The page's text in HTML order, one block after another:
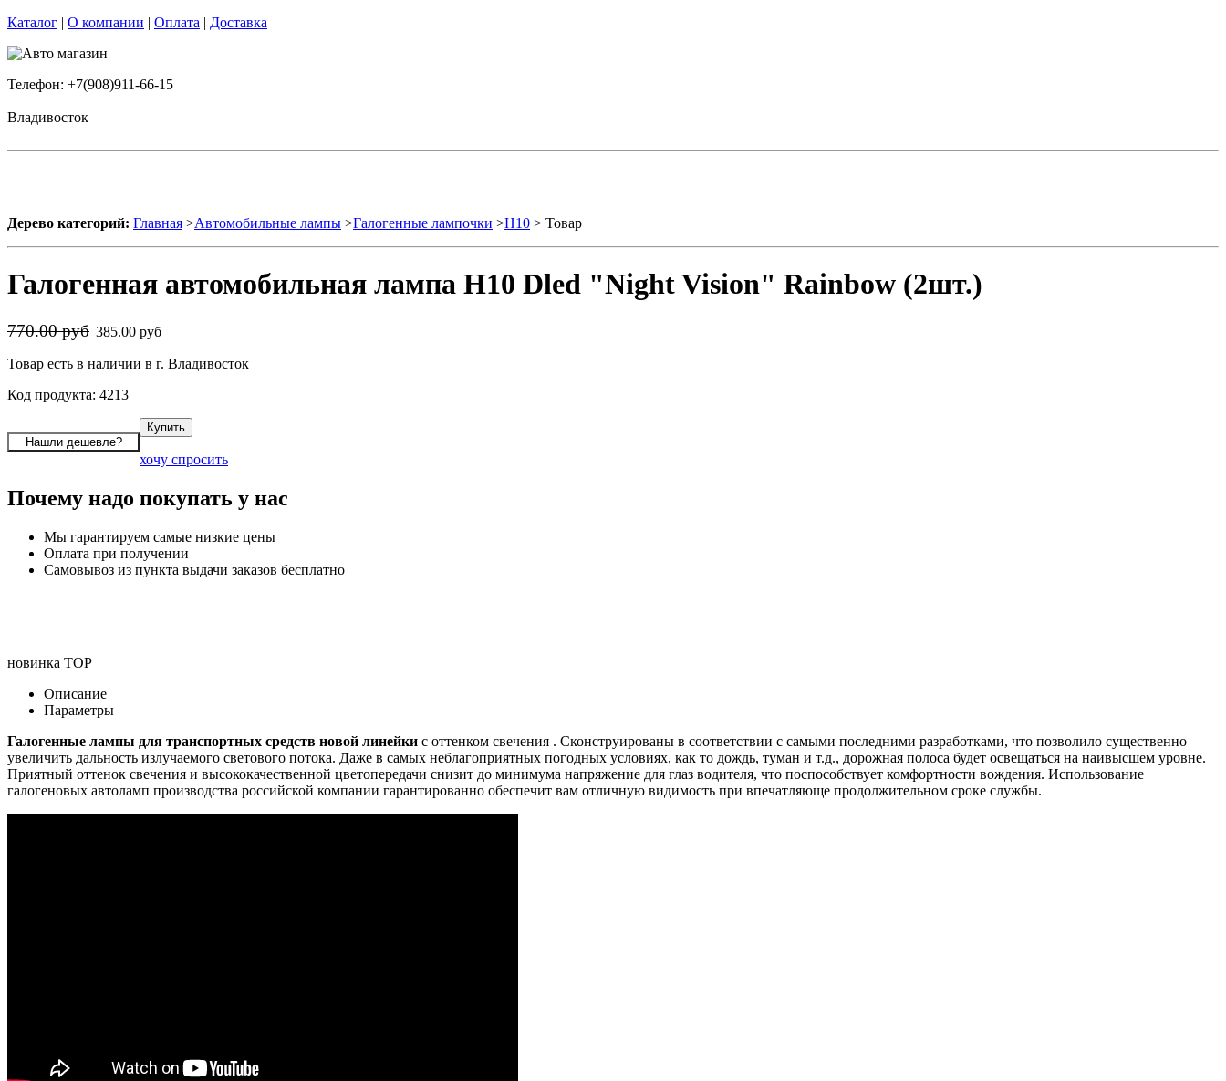
Каталог | О компании | Оплата | Доставка
Телефон: +7(908)911-66-15
Владивосток
Дерево категорий: Главная >Автомобильные лампы >Галогенные лампочки >H10 > Товар
Галогенная автомобильная лампа H10 Dled "Night Vision" Rainbow (2шт.)
770.00 руб 385.00 руб
Товар есть в наличии в г. Владивосток
Код продукта: 4213
хочу спросить
Почему надо покупать у нас
Мы гарантируем самые низкие цены
Оплата при получении
Самовывоз из пункта выдачи заказов бесплатно
новинка TOP
Описание
Параметры
Галогенные лампы для транспортных средств новой линейки с оттенком свечения . Сконструированы в соответствии с самыми последними разработками, что позволило существенно
увеличить дальность излучаемого светового потока. Даже в самых неблагоприятных погодных условиях, как то дождь, туман и т.д., дорожная полоса будет освещаться на наивысшем уровне.
Приятный оттенок свечения и высококачественной цветопередачи снизит до минимума напряжение для глаз водителя, что поспособствует комфортности вождения. Использование
галогеновых автоламп производства российской компании гарантированно обеспечит вам отличную видимость при впечатляюще продолжительном сроке службы.